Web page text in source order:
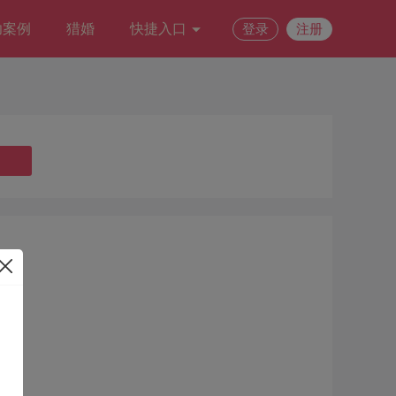
例 猎婚 快捷入口 登录 注册